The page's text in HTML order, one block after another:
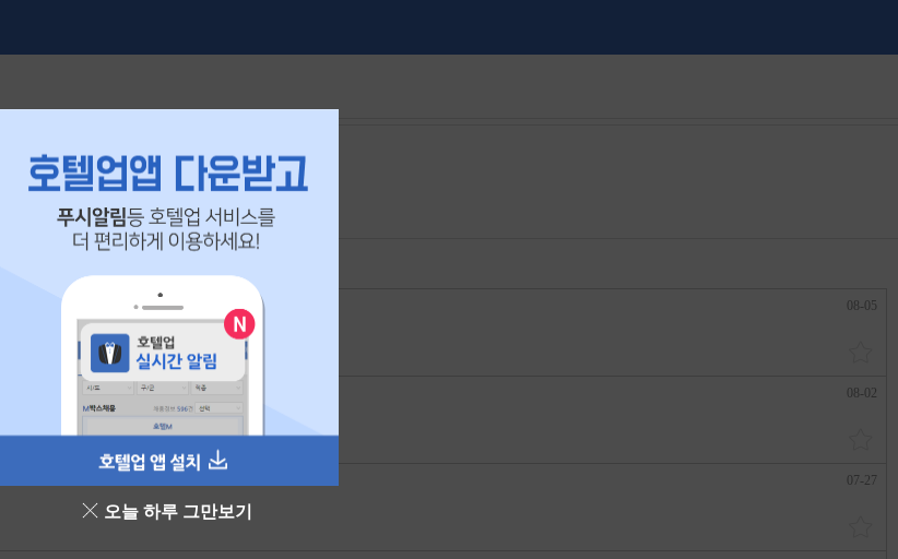
본 공고는2026년 07월 26일 에 마감되었습니다.
08-05
08-02
07-27
오늘 하루 그만보기